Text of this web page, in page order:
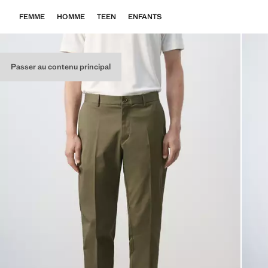
Passer au contenu principal
FEMME HOMME TEEN ENFANTS